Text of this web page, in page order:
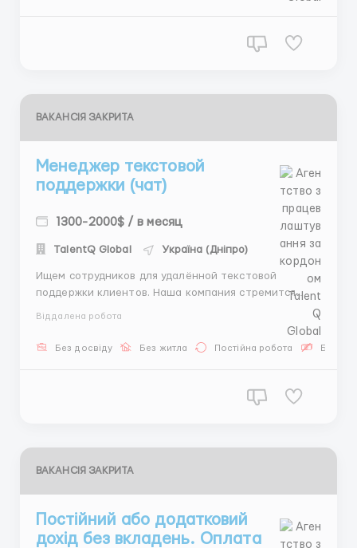
ВАКАНСІЯ ЗАКРИТА
Менеджер текстовой
поддержки (чат)
1300-2000$ / в месяц
TalentQ Global Україна (Дніпро)
Ищем сотрудников для удалённой текстовой
поддержки клиентов. Наша компания стремится
относиться к клиентам и поддерживать
Віддалена робота
Без досвіду Без житла Постійна робота
ВАКАНСІЯ ЗАКРИТА
Постійний або додатковий
дохід без вкладень. Оплата